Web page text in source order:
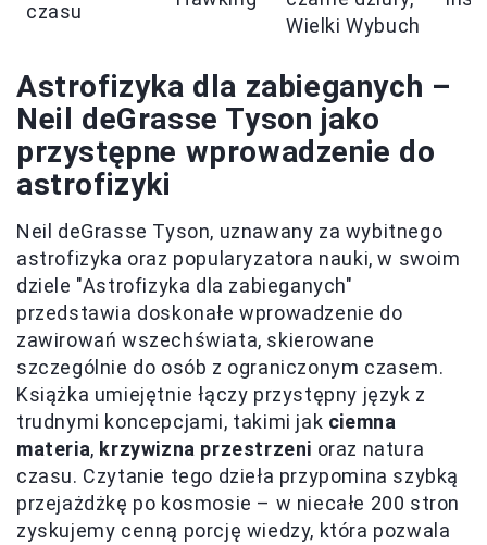
czasu
Wielki Wybuch
Astrofizyka dla zabieganych –
Neil deGrasse Tyson jako
przystępne wprowadzenie do
astrofizyki
Neil deGrasse Tyson, uznawany za wybitnego
astrofizyka oraz popularyzatora nauki, w swoim
dziele "Astrofizyka dla zabieganych"
przedstawia doskonałe wprowadzenie do
zawirowań wszechświata, skierowane
szczególnie do osób z ograniczonym czasem.
Książka umiejętnie łączy przystępny język z
trudnymi koncepcjami, takimi jak ciemna
materia, krzywizna przestrzeni oraz natura
czasu. Czytanie tego dzieła przypomina szybką
przejażdżkę po kosmosie – w niecałe 200 stron
zyskujemy cenną porcję wiedzy, która pozwala